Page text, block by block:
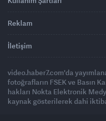
Reklam
İletişim
video.haber7.com'da
fotoğrafların FSEK ve Basın
hakları Nokta Elektronik
kaynak gösterilerek dahi